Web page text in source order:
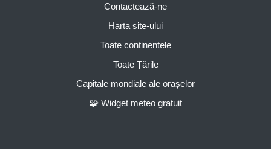
Contactează-ne
Harta site-ului
Toate continentele
Toate Țările
Capitale mondiale ale orașelor
🧩 Widget meteo gratuit